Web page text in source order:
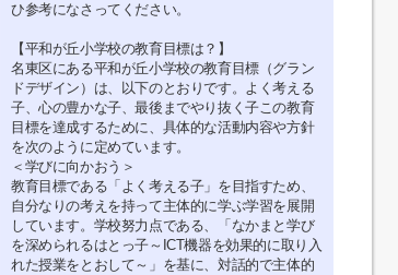
ひ参考になさってください。
【平和が丘小学校の教育目標は？】
名東区にある平和が丘小学校の教育目標（グラン
ドデザイン）は、以下のとおりです。よく考える
子、心の豊かな子、最後までやり抜く子この教育
目標を達成するために、具体的な活動内容や方針
を次のように定めています。
＜学びに向かおう＞
教育目標である「よく考える子」を目指すため、
自分なりの考えを持って主体的に学ぶ学習を展開
しています。学校努力点である、「なかまと学び
を深められるはとっ子～ICT機器を効果的に取り入
れた授業をとおして～」を基に、対話的で主体的